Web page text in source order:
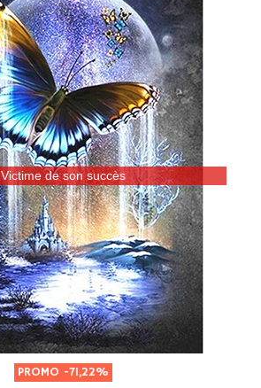
Victime de son succès
PROMO -71,22%